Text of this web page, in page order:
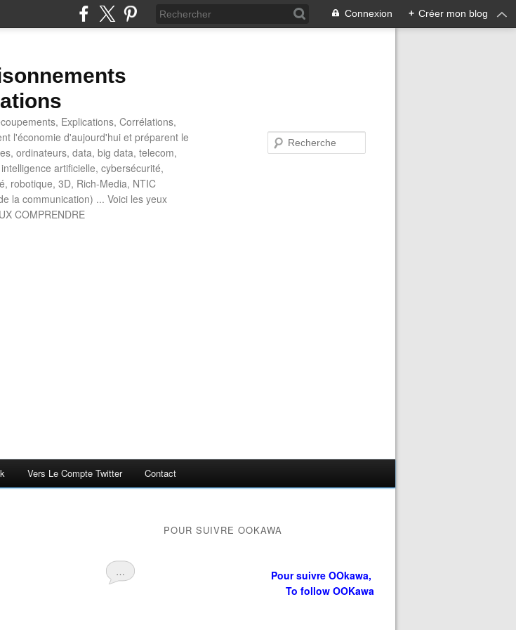
Connexion + Créer mon blog
Explications, Corrélations,
l'économie d'aujourd'hui et préparent le
ordinateurs, data, big data, telecom,
artificielle, cybersécurité,
robotique, 3D, Rich-Media, NTIC
la communication) ... Voici les yeux
COMPRENDRE
Vers Le Compte Twitter Contact
…
POUR SUIVRE OOKAWA
Pour suivre OOkawa,
To follow OOKawa